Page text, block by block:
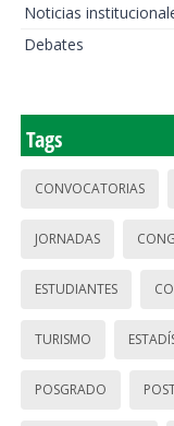
Noticias
Debates
Tags
CONVOCATORIAS
JORNADAS
ESTUDIANTES
TURISMO
POSGRADO